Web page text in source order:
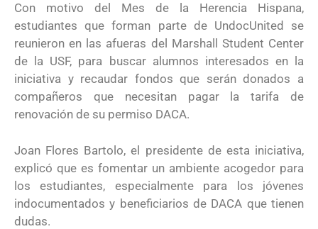
Con motivo del Mes de la Herencia Hispana,
estudiantes que forman parte de UndocUnited se
reunieron en las afueras del Marshall Student Center
de la USF, para buscar alumnos interesados en la
iniciativa y recaudar fondos que serán donados a
compañeros que necesitan pagar la tarifa de
renovación de su permiso DACA.
Joan Flores Bartolo, el presidente de esta iniciativa,
explicó que es fomentar un ambiente acogedor para
los estudiantes, especialmente para los jóvenes
indocumentados y beneficiarios de DACA que tienen
dudas.